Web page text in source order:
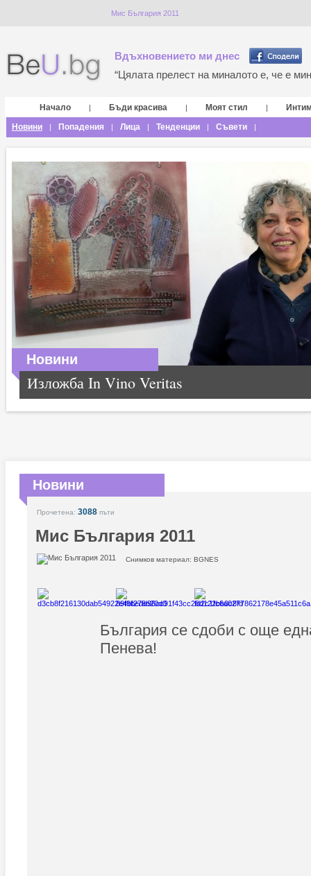
Мис България 2011
Вдъхновението ми днес
“Цялата прелест на миналото е, че е
Начало | Бъди красива | Моят стил |
Новини
| Попадения | Лица | Тенденции | Съвети |
Новини
Изложба In Vino Veritas
Новини
Прочетена: 3088 пъти
Мис България 2011
Снимков материал: BGNES
България се сдоби с още
Пенева!